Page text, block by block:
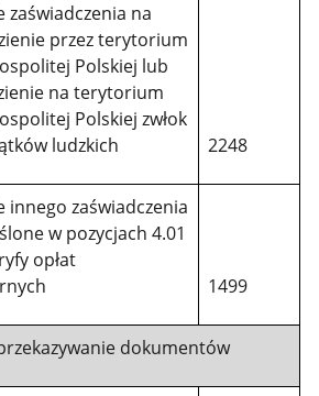
zaświadczenia na
przez terytorium
Polskiej lub
na terytorium
Polskiej zwłok
ludzkich
2248
innego zaświadczenia
w pozycjach 4.01
opłat
1499
dokumentów